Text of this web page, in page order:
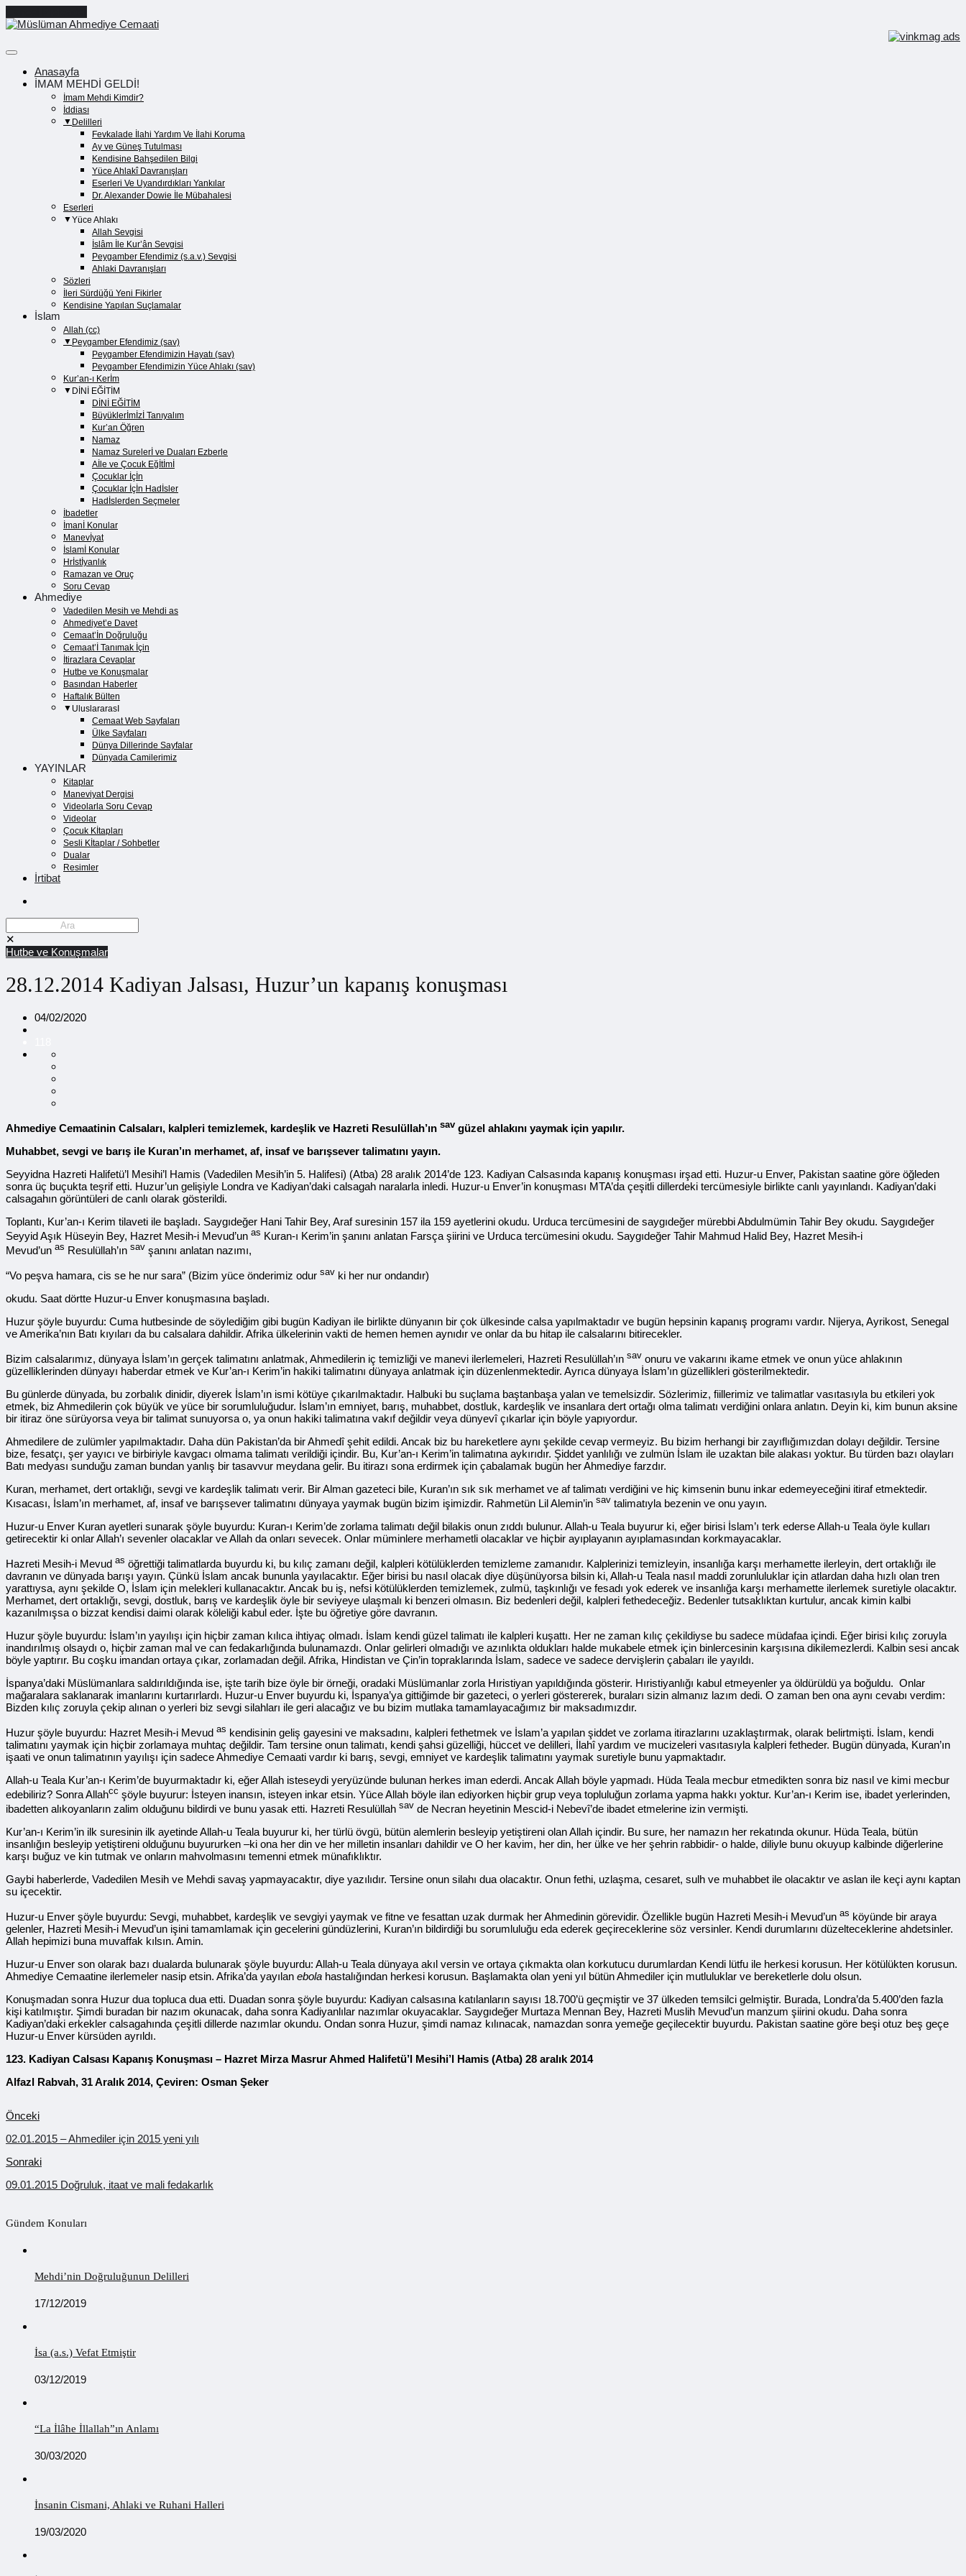
Anasayfa
İMAM MEHDİ GELDİ!
İmam Mehdi Kimdir?
İddiası
Delilleri
Fevkalade İlahi Yardım Ve İlahi Koruma
Ay ve Güneş Tutulması
Kendisine Bahşedilen Bilgi
Yüce Ahlakî Davranışları
Eserleri Ve Uyandırdıkları Yankılar
Dr. Alexander Dowie İle Mübahalesi
Eserleri
Yüce Ahlakı
Allah Sevgisi
İslâm İle Kur’ân Sevgisi
Peygamber Efendimiz (s.a.v.) Sevgisi
Ahlaki Davranışları
Sözleri
İleri Sürdüğü Yeni Fikirler
Kendisine Yapılan Suçlamalar
İslam
Allah (cc)
Peygamber Efendimiz (sav)
Peygamber Efendimizin Hayatı (sav)​
Peygamber Efendimizin Yüce Ahlakı (sav)​
Kur’an-ı Kerİm
DİNİ EĞİTİM
DİNİ EĞİTİM
Büyüklerİmİzİ Tanıyalım
Kur’an Öğren
Namaz
Namaz Surelerİ ve Duaları Ezberle
Aİle ve Çocuk Eğİtİmİ
Çocuklar İçİn
Çocuklar İçİn Hadİsler
Hadİslerden Seçmeler
İbadetler
İmanİ Konular
Manevİyat
İslamİ Konular
Hrİstİyanlık
Ramazan ve Oruç
Soru Cevap
Ahmediye
Vadedilen Mesih ve Mehdi as
Ahmediyet’e Davet
Cemaat’İn Doğruluğu
Cemaat’İ Tanımak İçin
İtirazlara Cevaplar
Hutbe ve Konuşmalar
Basından Haberler
Haftalık Bülten
UluslararasI
Cemaat Web Sayfaları
Ülke Sayfaları
Dünya Dillerinde Sayfalar
Dünyada Camilerimiz
YAYINLAR
Kitaplar
Maneviyat Dergisi
Videolarla Soru Cevap
Videolar
Çocuk Kİtapları
Sesli Kİtaplar / Sohbetler
Dualar
Resimler
İrtibat
✕
Hutbe ve Konuşmalar
28.12.2014 Kadiyan Jalsası, Huzur’un kapanış konuşması
04/02/2020
Ahmediye Cemaatinin Calsaları, kalpleri temizlemek, kardeşlik ve Hazreti Resulüllah’ın sav güzel ahlakını yaymak için yapılır.
Muhabbet, sevgi ve barış ile Kuran’ın merhamet, af, insaf ve barışsever talimatını yayın.
Seyyidna Hazreti Halifetü’l Mesihi’l Hamis (Vadedilen Mesih’in 5. Halifesi) (Atba) 28 aralık 2014’de 123. Kadiyan Calsasında kapanış konuşması irşad etti. Huzur-u Enver, Pakistan saatine göre öğleden
sonra üç buçukta teşrif etti. Huzur’un gelişiyle Londra ve Kadiyan’daki calsagah naralarla inledi. Huzur-u Enver’in konuşması MTA’da çeşitli dillerdeki tercümesiyle birlikte canlı yayınlandı. Kadiyan’daki
calsagahın görüntüleri de canlı olarak gösterildi.
Toplantı, Kur’an-ı Kerim tilaveti ile başladı. Saygıdeğer Hani Tahir Bey, Araf suresinin 157 ila 159 ayetlerini okudu. Urduca tercümesini de saygıdeğer mürebbi Abdulmümin Tahir Bey okudu. Saygıdeğer
Seyyid Aşık Hüseyin Bey, Hazret Mesih-i Mevud’un as Kuran-ı Kerim’in şanını anlatan Farsça şiirini ve Urduca tercümesini okudu. Saygıdeğer Tahir Mahmud Halid Bey, Hazret Mesih-i
Mevud’un as Resulüllah’ın sav şanını anlatan nazımı,
“Vo peşva hamara, cis se he nur sara” (Bizim yüce önderimiz odur sav ki her nur ondandır)
okudu. Saat dörtte Huzur-u Enver konuşmasına başladı.
Huzur şöyle buyurdu: Cuma hutbesinde de söylediğim gibi bugün Kadiyan ile birlikte dünyanın bir çok ülkesinde calsa yapılmaktadır ve bugün hepsinin kapanış programı vardır. Nijerya, Ayrikost, Senegal
ve Amerika’nın Batı kıyıları da bu calsalara dahildir. Afrika ülkelerinin vakti de hemen hemen aynıdır ve onlar da bu hitap ile calsalarını bitirecekler.
Bizim calsalarımız, dünyaya İslam’ın gerçek talimatını anlatmak, Ahmedilerin iç temizliği ve manevi ilerlemeleri, Hazreti Resulüllah’ın sav onuru ve vakarını ikame etmek ve onun yüce ahlakının
güzelliklerinden dünyayı haberdar etmek ve Kur’an-ı Kerim’in hakiki talimatını dünyaya anlatmak için düzenlenmektedir. Ayrıca dünyaya İslam’ın güzellikleri gösterilmektedir.
Bu günlerde dünyada, bu zorbalık dinidir, diyerek İslam’ın ismi kötüye çıkarılmaktadır. Halbuki bu suçlama baştanbaşa yalan ve temelsizdir. Sözlerimiz, fiillerimiz ve talimatlar vasıtasıyla bu etkileri yok
etmek, biz Ahmedilerin çok büyük ve yüce bir sorumluluğudur. İslam’ın emniyet, barış, muhabbet, dostluk, kardeşlik ve insanlara dert ortağı olma talimatı verdiğini onlara anlatın. Deyin ki, kim bunun aksine
bir itiraz öne sürüyorsa veya bir talimat sunuyorsa o, ya onun hakiki talimatına vakıf değildir veya dünyevî çıkarlar için böyle yapıyordur.
Ahmedilere de zulümler yapılmaktadır. Daha dün Pakistan’da bir Ahmedî şehit edildi. Ancak biz bu hareketlere aynı şekilde cevap vermeyiz. Bu bizim herhangi bir zayıflığımızdan dolayı değildir. Tersine
bize, fesatçı, şer yayıcı ve birbiriyle kavgacı olmama talimatı verildiği içindir. Bu, Kur’an-ı Kerim’in talimatına aykırıdır. Şiddet yanlılığı ve zulmün İslam ile uzaktan bile alakası yoktur. Bu türden bazı olayları
Batı medyası sunduğu zaman bundan yanlış bir tasavvur meydana gelir. Bu itirazı sona erdirmek için çabalamak bugün her Ahmediye farzdır.
Kuran, merhamet, dert ortaklığı, sevgi ve kardeşlik talimatı verir. Bir Alman gazeteci bile, Kuran’ın sık sık merhamet ve af talimatı verdiğini ve hiç kimsenin bunu inkar edemeyeceğini itiraf etmektedir.
Kısacası, İslam’ın merhamet, af, insaf ve barışsever talimatını dünyaya yaymak bugün bizim işimizdir. Rahmetün Lil Alemin’in sav talimatıyla bezenin ve onu yayın.
Huzur-u Enver Kuran ayetleri sunarak şöyle buyurdu: Kuran-ı Kerim’de zorlama talimatı değil bilakis onun zıddı bulunur. Allah-u Teala buyurur ki, eğer birisi İslam’ı terk ederse Allah-u Teala öyle kulları
getirecektir ki onlar Allah’ı sevenler olacaklar ve Allah da onları sevecek. Onlar müminlere merhametli olacaklar ve hiçbir ayıplayanın ayıplamasından korkmayacaklar.
Hazreti Mesih-i Mevud as öğrettiği talimatlarda buyurdu ki, bu kılıç zamanı değil, kalpleri kötülüklerden temizleme zamanıdır. Kalplerinizi temizleyin, insanlığa karşı merhamette ilerleyin, dert ortaklığı ile
davranın ve dünyada barışı yayın. Çünkü İslam ancak bununla yayılacaktır. Eğer birisi bu nasıl olacak diye düşünüyorsa bilsin ki, Allah-u Teala nasıl maddi zorunluluklar için atlardan daha hızlı olan tren
yarattıysa, aynı şekilde O, İslam için melekleri kullanacaktır. Ancak bu iş, nefsi kötülüklerden temizlemek, zulmü, taşkınlığı ve fesadı yok ederek ve insanlığa karşı merhamette ilerlemek suretiyle olacaktır.
Merhamet, dert ortaklığı, sevgi, dostluk, barış ve kardeşlik öyle bir seviyeye ulaşmalı ki benzeri olmasın. Biz bedenleri değil, kalpleri fethedeceğiz. Bedenler tutsaklıktan kurtulur, ancak kimin kalbi
kazanılmışsa o bizzat kendisi daimi olarak köleliği kabul eder. İşte bu öğretiye göre davranın.
Huzur şöyle buyurdu: İslam’ın yayılışı için hiçbir zaman kılıca ihtiyaç olmadı. İslam kendi güzel talimatı ile kalpleri kuşattı. Her ne zaman kılıç çekildiyse bu sadece müdafaa içindi. Eğer birisi kılıç zoruyla
inandırılmış olsaydı o, hiçbir zaman mal ve can fedakarlığında bulunamazdı. Onlar gelirleri olmadığı ve azınlıkta oldukları halde mukabele etmek için binlercesinin karşısına dikilemezlerdi. Kalbin sesi ancak
böyle yaptırır. Bu coşku imandan ortaya çıkar, zorlamadan değil. Afrika, Hindistan ve Çin’in topraklarında İslam, sadece ve sadece dervişlerin çabaları ile yayıldı.
İspanya’daki Müslümanlara saldırıldığında ise, işte tarih bize öyle bir örneği, oradaki Müslümanlar zorla Hıristiyan yapıldığında gösterir. Hıristiyanlığı kabul etmeyenler ya öldürüldü ya boğuldu. Onlar
mağaralara saklanarak imanlarını kurtarırlardı. Huzur-u Enver buyurdu ki, İspanya’ya gittiğimde bir gazeteci, o yerleri göstererek, buraları sizin almanız lazım dedi. O zaman ben ona aynı cevabı verdim:
Bizden kılıç zoruyla çekip alınan o yerleri biz sevgi silahları ile geri alacağız ve bu bizim mutlaka tamamlayacağımız bir maksadımızdır.
Huzur şöyle buyurdu: Hazret Mesih-i Mevud as kendisinin geliş gayesini ve maksadını, kalpleri fethetmek ve İslam’a yapılan şiddet ve zorlama itirazlarını uzaklaştırmak, olarak belirtmişti. İslam, kendi
talimatını yaymak için hiçbir zorlamaya muhtaç değildir. Tam tersine onun talimatı, kendi şahsi güzelliği, hüccet ve delilleri, İlahî yardım ve mucizeleri vasıtasıyla kalpleri fetheder. Bugün dünyada, Kuran’ın
işaati ve onun talimatının yayılışı için sadece Ahmediye Cemaati vardır ki barış, sevgi, emniyet ve kardeşlik talimatını yaymak suretiyle bunu yapmaktadır.
Allah-u Teala Kur’an-ı Kerim’de buyurmaktadır ki, eğer Allah isteseydi yeryüzünde bulunan herkes iman ederdi. Ancak Allah böyle yapmadı. Hüda Teala mecbur etmedikten sonra biz nasıl ve kimi mecbur
edebiliriz? Sonra Allahcc şöyle buyurur: İsteyen inansın, isteyen inkar etsin. Yüce Allah böyle ilan ediyorken hiçbir grup veya topluluğun zorlama yapma hakkı yoktur. Kur’an-ı Kerim ise, ibadet yerlerinden,
ibadetten alıkoyanların zalim olduğunu bildirdi ve bunu yasak etti. Hazreti Resulüllah sav de Necran heyetinin Mescid-i Nebevî’de ibadet etmelerine izin vermişti.
Kur’an-ı Kerim’in ilk suresinin ilk ayetinde Allah-u Teala buyurur ki, her türlü övgü, bütün alemlerin besleyip yetiştireni olan Allah içindir. Bu sure, her namazın her rekatında okunur. Hüda Teala, bütün
insanlığın besleyip yetiştireni olduğunu buyururken –ki ona her din ve her milletin insanları dahildir ve O her kavim, her din, her ülke ve her şehrin rabbidir- o halde, diliyle bunu okuyup kalbinde diğerlerine
karşı buğuz ve kin tutmak ve onların mahvolmasını temenni etmek münafıklıktır.
Gaybi haberlerde, Vadedilen Mesih ve Mehdi savaş yapmayacaktır, diye yazılıdır. Tersine onun silahı dua olacaktır. Onun fethi, uzlaşma, cesaret, sulh ve muhabbet ile olacaktır ve aslan ile keçi aynı kaptan
su içecektir.
Huzur-u Enver şöyle buyurdu: Sevgi, muhabbet, kardeşlik ve sevgiyi yaymak ve fitne ve fesattan uzak durmak her Ahmedinin görevidir. Özellikle bugün Hazreti Mesih-i Mevud’un as köyünde bir araya
gelenler, Hazreti Mesih-i Mevud’un işini tamamlamak için gecelerini gündüzlerini, Kuran’ın bildirdiği bu sorumluluğu eda ederek geçireceklerine söz versinler. Kendi durumlarını düzelteceklerine ahdetsinler.
Allah hepimizi buna muvaffak kılsın. Amin.
Huzur-u Enver son olarak bazı dualarda bulunarak şöyle buyurdu: Allah-u Teala dünyaya akıl versin ve ortaya çıkmakta olan korkutucu durumlardan Kendi lütfu ile herkesi korusun. Her kötülükten korusun.
Ahmediye Cemaatine ilerlemeler nasip etsin. Afrika’da yayılan ebola hastalığından herkesi korusun. Başlamakta olan yeni yıl bütün Ahmediler için mutluluklar ve bereketlerle dolu olsun.
Konuşmadan sonra Huzur dua topluca dua etti. Duadan sonra şöyle buyurdu: Kadiyan calsasına katılanların sayısı 18.700’ü geçmiştir ve 37 ülkeden temsilci gelmiştir. Burada, Londra’da 5.400’den fazla
kişi katılmıştır. Şimdi buradan bir nazım okunacak, daha sonra Kadiyanlılar nazımlar okuyacaklar. Saygıdeğer Murtaza Mennan Bey, Hazreti Muslih Mevud’un manzum şiirini okudu. Daha sonra
Kadiyan’daki erkekler calsagahında çeşitli dillerde nazımlar okundu. Ondan sonra Huzur, şimdi namaz kılınacak, namazdan sonra yemeğe geçilecektir buyurdu. Pakistan saatine göre beşi otuz beş geçe
Huzur-u Enver kürsüden ayrıldı.
123. Kadiyan Calsası Kapanış Konuşması – Hazret Mirza Masrur Ahmed Halifetü’l Mesihi’l Hamis (Atba) 28 aralık 2014
Alfazl Rabvah, 31 Aralık 2014, Çeviren: Osman Şeker
Önceki
02.01.2015 – Ahmediler için 2015 yeni yılı
Sonraki
09.01.2015 Doğruluk, itaat ve mali fedakarlık
Gündem Konuları
Mehdi’nin Doğruluğunun Delilleri
17/12/2019
İsa (a.s.) Vefat Etmiştir
03/12/2019
“La İlâhe İllallah”ın Anlamı
30/03/2020
İnsanin Cismani, Ahlaki ve Ruhani Halleri
19/03/2020